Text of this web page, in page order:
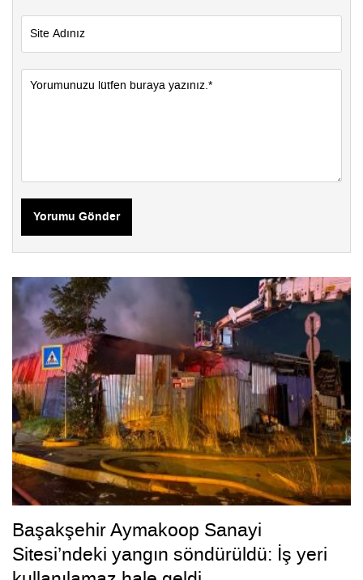
Yorumu Gönder
Başakşehir Aymakoop Sanayi
Sitesi’ndeki yangın söndürüldü: İş yeri